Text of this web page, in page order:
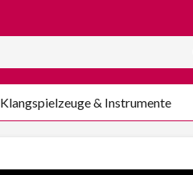
Klangspielzeuge & Instrumente